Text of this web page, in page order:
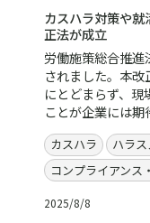
カスハラ対策や
正法が成立
労働施策総合推
されました。本
にとどまらず、
ことが企業には期
カスハラ ハラ
コンプライアンス
2025/8/8